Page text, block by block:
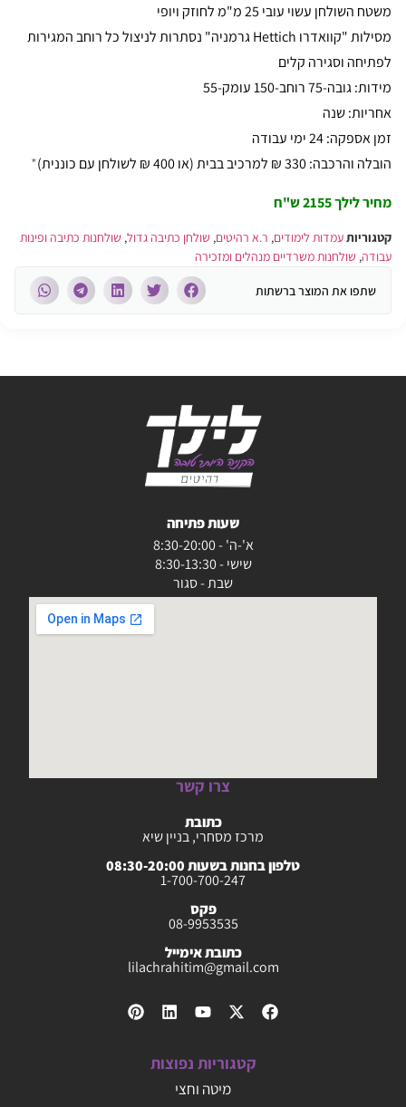
משטח השולחן עשוי עובי 25 מ"מ לחוזק ויופי
מסילות "קוואדרו Hettich גרמניה" נסתרות לניצול כל רוחב המגירות
לפתיחה וסגירה קלים
מידות: גובה-75 רוחב-150 עומק-55
אחריות: שנה
זמן אספקה: 24 ימי עבודה
הובלה והרכבה: 330 ₪ למרכיב בבית (או 400 ₪ לשולחן עם כוננית)
*
מחיר לילך 2155 ש"ח
קטגוריותעמדות לימודים, ר.א רהיטים, שולחן כתיבה גדול, שולחנות כתיבה ופינות
עבודה, שולחנות משרדיים מנהלים ומזכירה
שתפו את המוצר ברשתות
שעות פתיחה
א'-ה' - 8:30-20:00
שישי - 8:30-13:30
שבת - סגור
צרו קשר
כתובת
מרכז מסחרי, בניין שיא
טלפון בחנות בשעות 08:30-20:00
1-700-700-247
פקס
08-9953535
כתובת אימייל
lilachrahitim@gmail.com
קטגוריות נפוצות
מיטה וחצי